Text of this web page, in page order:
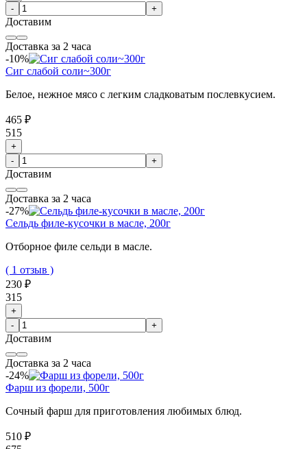
-
+
Доставим
Доставка за 2 часа
-10%
Сиг слабой соли~300г
Белое, нежное мясо с легким сладковатым послевкусием.
465 ₽
515
+
-
+
Доставим
Доставка за 2 часа
-27%
Сельдь филе-кусочки в масле, 200г
Отборное филе сельди в масле.
( 1 отзыв )
230 ₽
315
+
-
+
Доставим
Доставка за 2 часа
-24%
Фарш из форели, 500г
Сочный фарш для приготовления любимых блюд.
510 ₽